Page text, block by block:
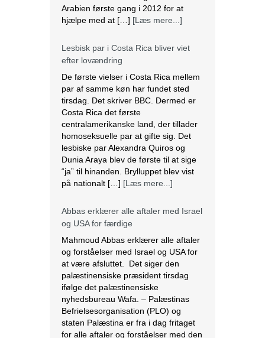
Arabien første gang i 2012 for at
hjælpe med at […] [Læs mere...]
Lesbisk par i Costa Rica bliver viet
efter lovændring
De første vielser i Costa Rica mellem
par af samme køn har fundet sted
tirsdag. Det skriver BBC. Dermed er
Costa Rica det første
centralamerikanske land, der tillader
homoseksuelle par at gifte sig. Det
lesbiske par Alexandra Quiros og
Dunia Araya blev de første til at sige
“ja” til hinanden. Brylluppet blev vist
på nationalt […] [Læs mere...]
Abbas erklærer alle aftaler med Israel
og USA for færdige
Mahmoud Abbas erklærer alle aftaler
og forståelser med Israel og USA for
at være afsluttet. Det siger den
palæstinensiske præsident tirsdag
ifølge det palæstinensiske
nyhedsbureau Wafa. – Palæstinas
Befrielsesorganisation (PLO) og
staten Palæstina er fra i dag fritaget
for alle aftaler og forståelser med den